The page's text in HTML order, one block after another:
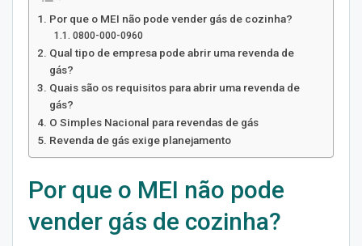
Por que o MEI não pode vender gás de cozinha?
0800-000-0960
Qual tipo de empresa pode abrir uma revenda de
gás?
Quais são os requisitos para abrir uma revenda de
gás?
O Simples Nacional para revendas de gás
Revenda de gás exige planejamento
Por que o MEI não pode
vender gás de cozinha?